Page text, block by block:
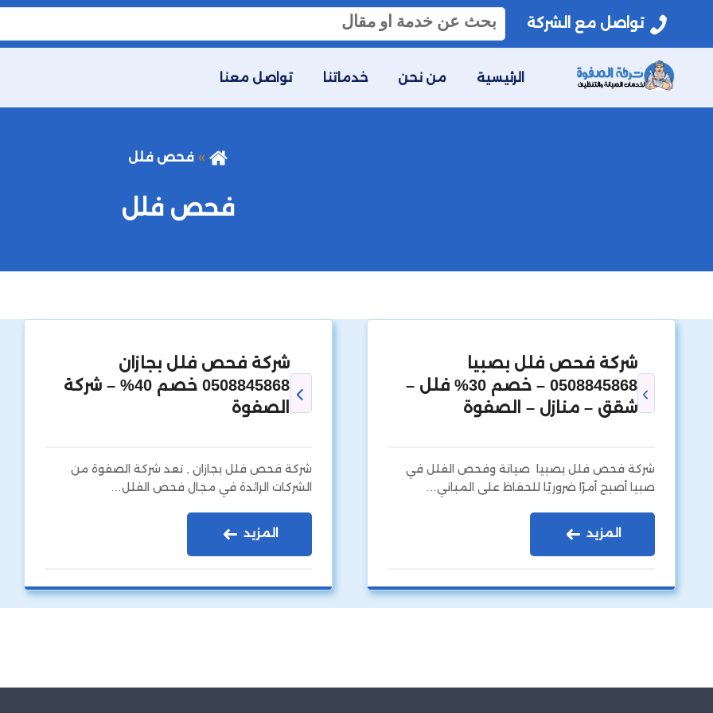
تواصل مع الشركة
البحث
عن:
الرئيسية من نحن خدماتنا تواصل معنا
فحص فلل
فحص فلل
شركة فحص فلل بصبيا
0508845868 – خصم 30% فلل –
شقق – منازل – الصفوة
شركة فحص فلل بصبيا صيانة وفحص الفلل في
صبيا أصبح أمرًا ضروريًا للحفاظ على المباني…
المزيد
شركة فحص فلل بجازان
0508845868 خصم 40% – شركة
الصفوة
شركة فحص فلل بجازان , تعد شركة الصفوة من
الشركات الرائدة في مجال فحص الفلل…
المزيد